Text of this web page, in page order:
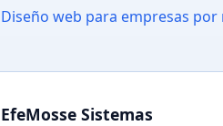
Diseño web para empresas
EfeMosse Sistemas